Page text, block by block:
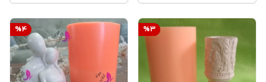
%3
%4